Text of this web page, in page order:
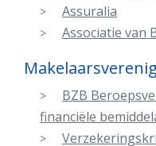
Assuralia
Associatie van
BZB
financiële